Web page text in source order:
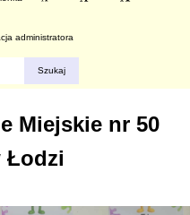
administratora
Miejskie nr 50
Łodzi